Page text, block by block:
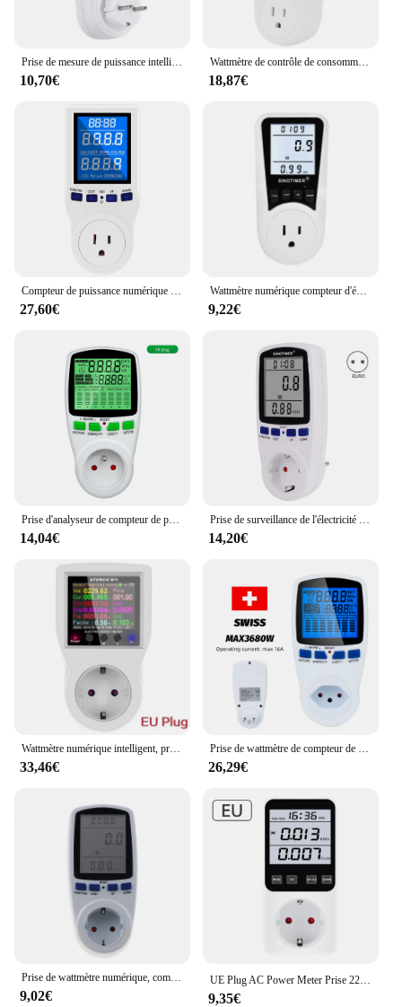
Prise de mesure de puissance intelligente AC110V-250V, prise de mesure de puissance numérique LCD EU UK AU US Prise de mesure de l'électricité
10,70€
Wattmètre de contrôle de consommation électrique, grand écran LCD, prise de contrôle intelligente, consommation d'énergie domestique, tension
18,87€
Compteur de puissance numérique avec prise LCD, wattmètre, kilowatt, compteur d'électricité, prise US, UK, consommation d'énergie, 220V AC, UE
27,60€
Wattmètre numérique compteur d'énergie 110 V-230 prise moniteur puissance ue/US/UK
9,22€
Prise d'analyseur de compteur de puissance électrique, prise de wattmètre, moniteur de puissance numérique AC, 220V, EU, US, UK, AU, FR
14,04€
Prise de surveillance de l'électricité avec grand écran LCD, consommation d'énergie intelligente domestique, compteur d'énergie, wattmètre de tension
14,20€
33,46€ 26,29€
9,02€
UE Plug AC Power Meter Prise 220V Num￩rique Voltm￨tre Wattm￨tre Consommation Watt Compteur D'￩nergie ￉lectricit￩ Co￻t Analyseur Moniteur
9,35€